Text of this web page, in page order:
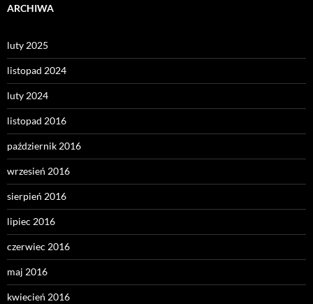
ARCHIWA
luty 2025
listopad 2024
luty 2024
listopad 2016
październik 2016
wrzesień 2016
sierpień 2016
lipiec 2016
czerwiec 2016
maj 2016
kwiecień 2016